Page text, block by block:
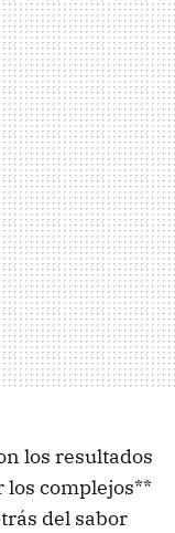
los resultados
los complejos**
del sabor